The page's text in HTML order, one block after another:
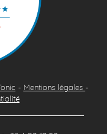
- Mentions légales -